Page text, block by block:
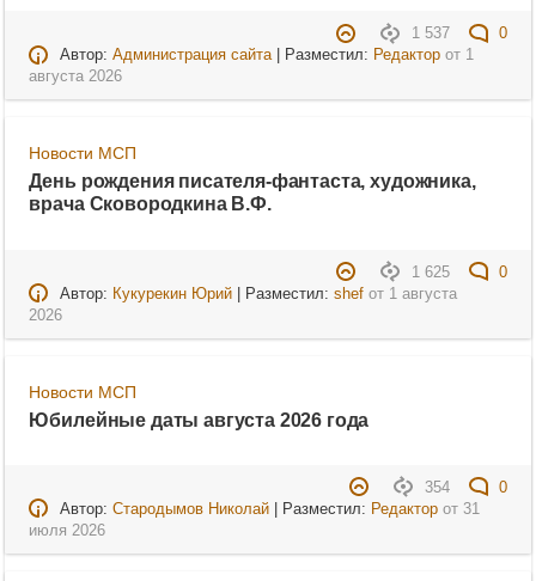
1 537
0
Автор: Администрация сайта| Разместил: Редакторот 1
августа 2026
Новости МСП
День рождения писателя-фантаста, художника,
врача Сковородкина В.Ф.
1 625
0
Автор: Кукурекин Юрий| Разместил: shefот 1 августа
2026
Новости МСП
Юбилейные даты августа 2026 года
354
0
Автор: Стародымов Николай| Разместил: Редакторот 31
июля 2026